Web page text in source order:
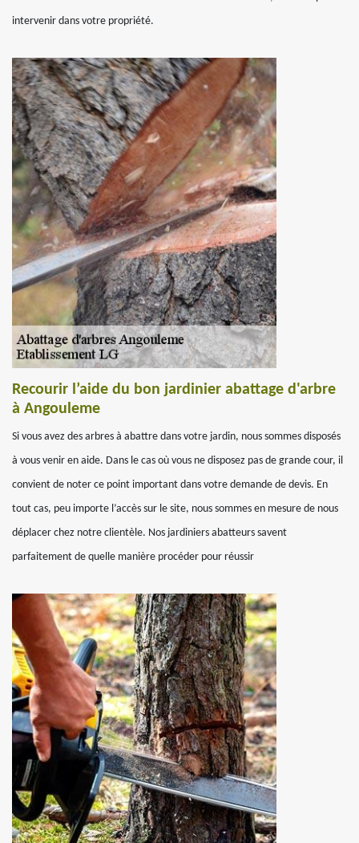
intervenir dans votre propriété.
Recourir l’aide du bon jardinier abattage d'arbre
à Angouleme
Si vous avez des arbres à abattre dans votre jardin, nous sommes disposés
à vous venir en aide. Dans le cas où vous ne disposez pas de grande cour, il
convient de noter ce point important dans votre demande de devis. En
tout cas, peu importe l’accès sur le site, nous sommes en mesure de nous
déplacer chez notre clientèle. Nos jardiniers abatteurs savent
parfaitement de quelle manière procéder pour réussir